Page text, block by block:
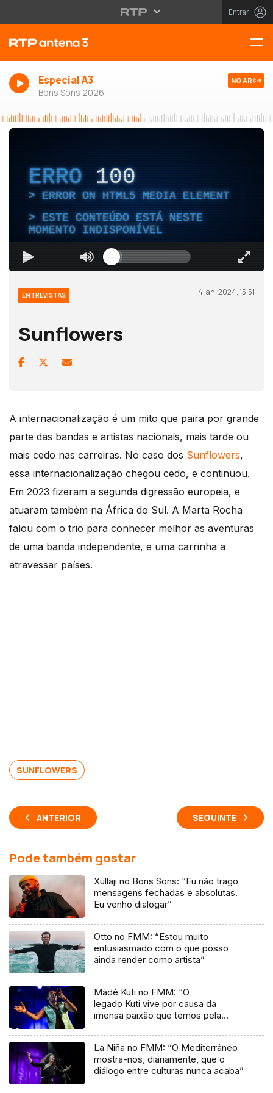
Entrar
Especial A3
Bons Sons 2026
NO AR
ERRO 100
ERROR ON HTML5 MEDIA ELEMENT
ESTE CONTEÚDO ESTÁ NESTE
MOMENTO INDISPONÍVEL
ENTREVISTAS 4 jan, 2024, 15:51
Sunflowers
A internacionalização é um mito que paira por grande
parte das bandas e artistas nacionais, mais tarde ou
mais cedo nas carreiras. No caso dos Sunflowers,
essa internacionalização chegou cedo, e continuou.
Em 2023 fizeram a segunda digressão europeia, e
atuaram também na África do Sul. A Marta Rocha
falou com o trio para conhecer melhor as aventuras
de uma banda independente, e uma carrinha a
atravessar países.
SUNFLOWERS
ANTERIOR SEGUINTE
Pode também gostar
Xullaji no Bons Sons: “Eu não trago
mensagens fechadas e absolutas.
Eu venho dialogar”
Otto no FMM: “Estou muito
entusiasmado com o que posso
ainda render como artista”
Mádé Kuti no FMM: “O
legado Kuti vive por causa da
imensa paixão que temos pela
La Niña no FMM: “O Mediterrâneo
mostra-nos, diariamente, que o
diálogo entre culturas nunca acaba”